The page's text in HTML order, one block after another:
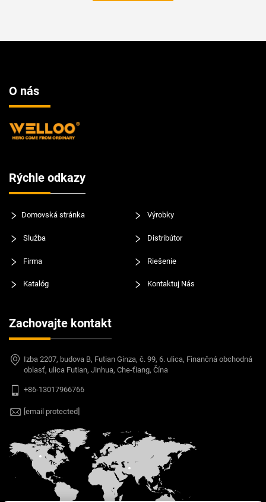
O nás
Rýchle odkazy
Domovská stránka Výrobky
Služba Distribútor
Firma Riešenie
Katalóg Kontaktuj Nás
Zachovajte kontakt
Izba 2207, budova B, Futian Ginza, č. 99, 6. ulica, Finančná obchodná
oblasť, ulica Futian, Jinhua, Che-ťiang, Čína
+86-13017966766
[email protected]